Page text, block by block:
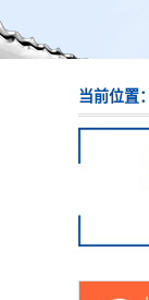
当前位置：